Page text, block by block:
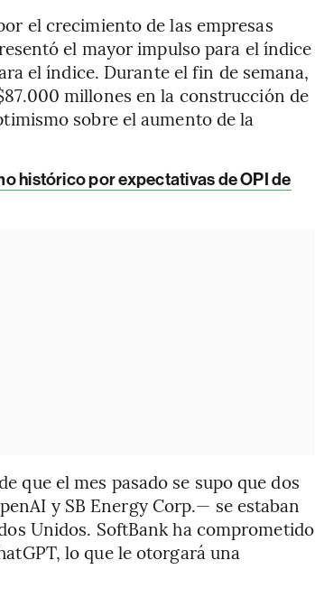
el crecimiento de las empresas
el mayor impulso para el índice
el índice. Durante el fin de semana,
millones en la construcción de
sobre el aumento de la
histórico por expectativas de OPI de
que el mes pasado se supo que dos
y SB Energy Corp.— se estaban
Unidos. SoftBank ha comprometido
lo que le otorgará una